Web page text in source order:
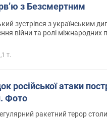
з Безсмертним
зустрівся з українським
війни та ролі міжнародних
т.
російської атаки
Фото
ракетний терор